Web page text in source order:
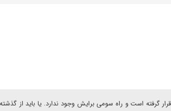
گرفته است و راه سومی برایش وجود ندارد. یا باید از